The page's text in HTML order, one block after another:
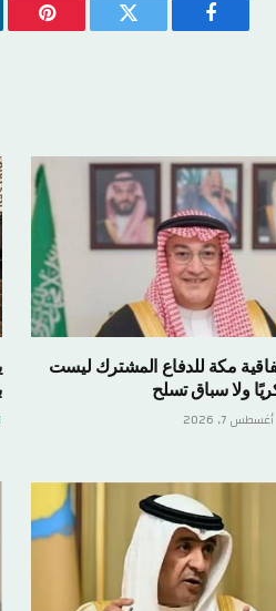
فيسبوك
تويتر
مكة للدفاع المشترك ليست
ولا سباق تسلح
أغسطس 7, 2026